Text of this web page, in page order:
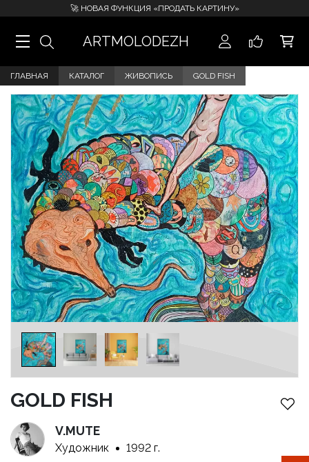
🚀 НОВАЯ ФУНКЦИЯ «ПРОДАТЬ КАРТИНУ»
ARTMOLODEZH
ГЛАВНАЯ КАТАЛОГ ЖИВОПИСЬ GOLD FISH
GOLD FISH
V.MUTE
Художник
1992 г.